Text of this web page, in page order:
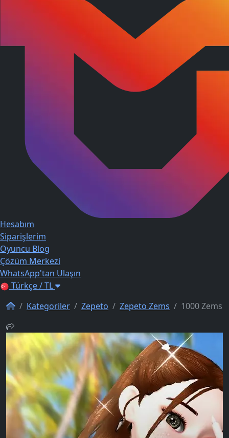
Hesabım
Siparişlerim
Oyuncu Blog
Çözüm Merkezi
WhatsApp'tan Ulaşın
Türkçe / TL
Kategoriler
Zepeto Zepeto Zems 1000 Zems